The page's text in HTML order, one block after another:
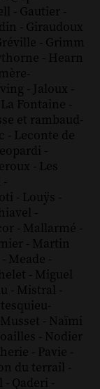
- Gautier -
- Giraudoux
- Grimm
- Hearn
-
- Jaloux -
La Fontaine -
et rambaud-
- Leconte de
-
- Les
-
- Louÿs -
-
- Mallarmé -
- Martin
- Meade -
- Miguel
- Mistral -
-
Musset - Naïmi
- Nodier
- Pavie -
du terrail -
- Qaderi -